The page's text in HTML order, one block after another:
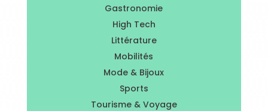
Gastronomie
High Tech
Littérature
Mobilités
Mode & Bijoux
Sports
Tourisme & Voyage